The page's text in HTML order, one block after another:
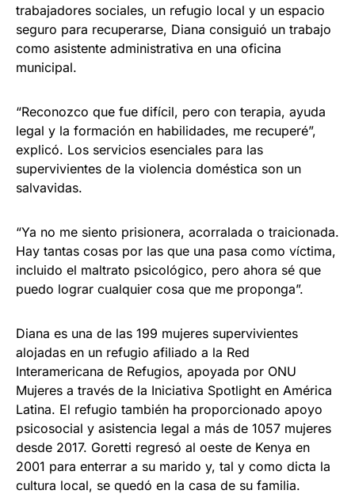
trabajadores sociales, un refugio local y un espacio
seguro para recuperarse, Diana consiguió un trabajo
como asistente administrativa en una oficina
municipal.
“Reconozco que fue difícil, pero con terapia, ayuda
legal y la formación en habilidades, me recuperé”,
explicó. Los servicios esenciales para las
supervivientes de la violencia doméstica son un
salvavidas.
“Ya no me siento prisionera, acorralada o traicionada.
Hay tantas cosas por las que una pasa como víctima,
incluido el maltrato psicológico, pero ahora sé que
puedo lograr cualquier cosa que me proponga”.
Diana es una de las 199 mujeres supervivientes
alojadas en un refugio afiliado a la Red
Interamericana de Refugios, apoyada por ONU
Mujeres a través de la Iniciativa Spotlight en América
Latina. El refugio también ha proporcionado apoyo
psicosocial y asistencia legal a más de 1057 mujeres
desde 2017. Goretti regresó al oeste de Kenya en
2001 para enterrar a su marido y, tal y como dicta la
cultura local, se quedó en la casa de su familia.